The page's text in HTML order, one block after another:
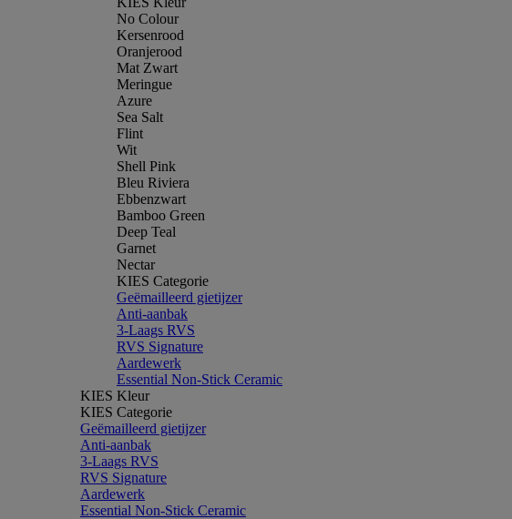
No Colour
Kersenrood
Oranjerood
Mat Zwart
Meringue
Azure
Sea Salt
Flint
Wit
Shell Pink
Bleu Riviera
Ebbenzwart
Bamboo Green
Deep Teal
Garnet
Nectar
KIES Categorie
Geëmailleerd gietijzer
Anti-aanbak
3-Laags RVS
RVS Signature
Aardewerk
Essential Non-Stick Ceramic
KIES Kleur
KIES Categorie
Geëmailleerd gietijzer
Anti-aanbak
3-Laags RVS
RVS Signature
Aardewerk
Essential Non-Stick Ceramic